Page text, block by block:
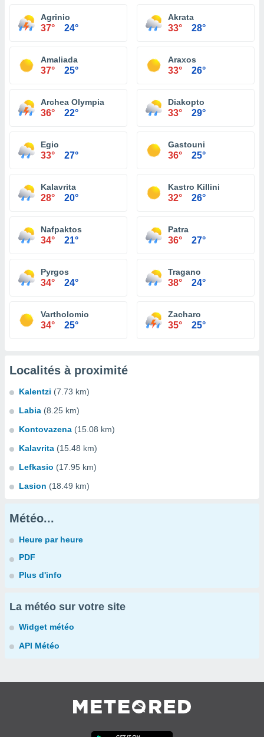
Agrinio
37° 24°
Akrata
33° 28°
Amaliada
37° 25°
Araxos
33° 26°
Archea Olympia
36° 22°
Diakopto
33° 29°
Egio
33° 27°
Gastouni
36° 25°
Kalavrita
28° 20°
Kastro Killini
32° 26°
Nafpaktos
34° 21°
Patra
36° 27°
Pyrgos
34° 24°
Tragano
38° 24°
Vartholomio
34° 25°
Zacharo
35° 25°
Localités à proximité
Kalentzi (7.73 km)
Labia (8.25 km)
Kontovazena (15.08 km)
Kalavrita (15.48 km)
Lefkasio (17.95 km)
Lasion (18.49 km)
Météo...
Heure par heure
PDF
Plus d'info
La météo sur votre site
Widget météo
API Météo